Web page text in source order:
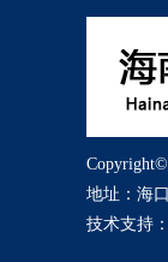
地址：海
技术支持：